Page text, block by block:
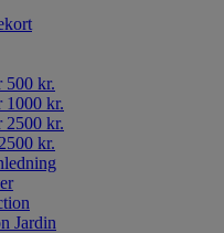
500 kr.
1000 kr.
2500 kr.
kr.
Jardin